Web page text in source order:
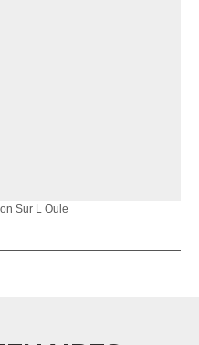
Sur L Oule